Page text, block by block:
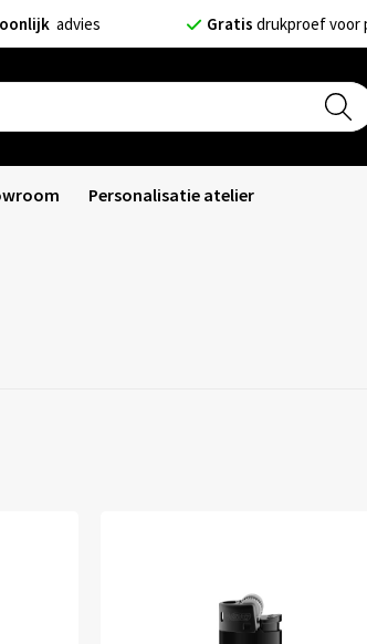
advies Gratis drukproef voor
Personalisatie atelier